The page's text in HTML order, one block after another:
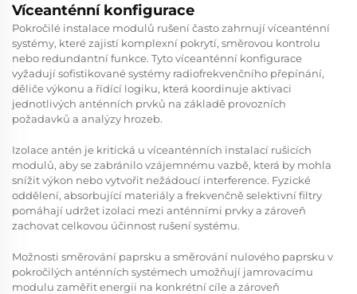
Víceanténní konfigurace
Pokročilé instalace modulů rušení často zahrnují víceanténní
systémy, které zajistí komplexní pokrytí, směrovou kontrolu
nebo redundantní funkce. Tyto víceanténní konfigurace
vyžadují sofistikované systémy radiofrekvenčního přepínání,
děliče výkonu a řídící logiku, která koordinuje aktivaci
jednotlivých anténních prvků na základě provozních
požadavků a analýzy hrozeb.
Izolace antén je kritická u víceanténních instalací rušicích
modulů, aby se zabránilo vzájemnému vazbě, která by mohla
snížit výkon nebo vytvořit nežádoucí interference. Fyzické
oddělení, absorbující materiály a frekvenčně selektivní filtry
pomáhají udržet izolaci mezi anténními prvky a zároveň
zachovat celkovou účinnost rušení systému.
Možnosti směrování paprsku a směrování nulového paprsku v
pokročilých anténních systémech umožňují jamrovacímu
modulu zaměřit energii na konkrétní cíle a zároveň